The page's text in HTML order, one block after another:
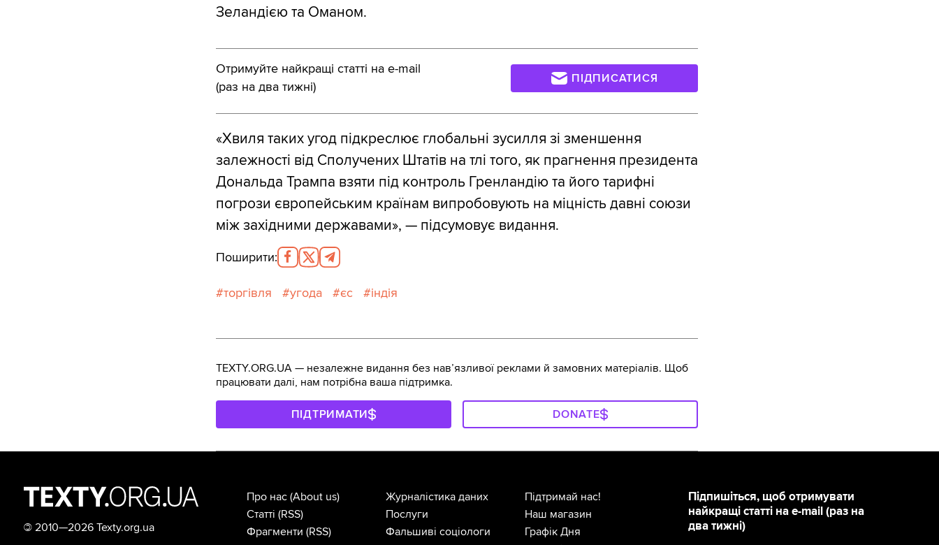
Зеландією та Оманом.
Отримуйте найкращі статті на e-mail
(раз на два тижні)
ПІДПИСАТИСЯ
«Хвиля таких угод підкреслює глобальні зусилля зі зменшення
залежності від Сполучених Штатів на тлі того, як прагнення президента
Дональда Трампа взяти під контроль Гренландію та його тарифні
погрози європейським країнам випробовують на міцність давні союзи
між західними державами», — підсумовує видання.
Поширити:
торгівля угода єс індія
TEXTY.ORG.UA — незалежне видання без навʼязливої реклами й замовних матеріалів. Щоб
працювати далі, нам потрібна ваша підтримка.
ПІДТРИМАТИ DONATE
© 2010—2026 Texty.org.ua
Підпишіться, щоб отримувати
найкращі статті на e-mail (раз на
два тижні)
Про нас (About us)
Статті (RSS)
Фрагменти (RSS)
Журналістика даних
Послуги
Фальшиві соціологи
Підтримай нас!
Наш магазин
Графік Дня